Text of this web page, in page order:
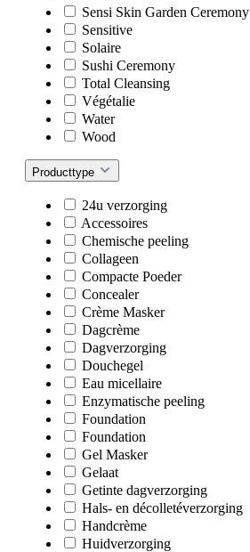
Sensi Skin Garden Ceremony
Sensitive
Solaire
Sushi Ceremony
Total Cleansing
Végétalie
Water
Wood
Producttype
24u verzorging
Accessoires
Chemische peeling
Collageen
Compacte Poeder
Concealer
Crème Masker
Dagcrème
Dagverzorging
Douchegel
Eau micellaire
Enzymatische peeling
Foundation
Foundation
Gel Masker
Gelaat
Getinte dagverzorging
Hals- en décolletéverzorging
Handcrème
Huidverzorging